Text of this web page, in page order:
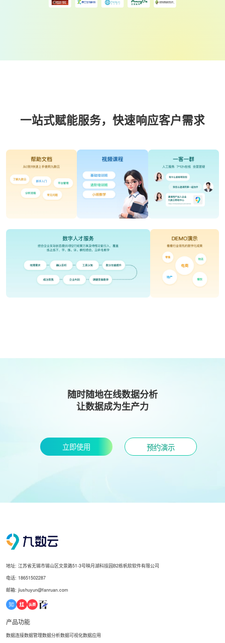
一站式赋能服务，快速响应客户需求
随时随地在线数据分析
让数据成为生产力
立即使用 预约演示
地址: 江苏省无锡市锡山区文景路51-3号映月湖科技园B2栋帆软软件有限公司
电话: 18651502287
邮箱: jiushuyun@fanruan.com
产品功能
数据连接数据管理数据分析数据可视化数据应用